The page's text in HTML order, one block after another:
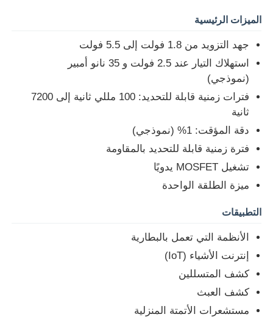
الصفحة الرئيسية
المنتجات
حولنا
جولة في المصنع
الميزات الرئيسية
جهد التزويد من 1.8 فولت إلى 5.5 فولت
استهلاك التيار عند 2.5 فولت و 35 نانو أمبير
(نموذجي)
فترات زمنية قابلة للتحديد: 100 مللي ثانية إلى 7200
ثانية
دقة المؤقت: 1% (نموذجي)
فترة زمنية قابلة للتحديد بالمقاومة
تشغيل MOSFET يدويًا
ميزة الطلقة الواحدة
التطبيقات
الأنظمة التي تعمل بالبطارية
إنترنت الأشياء (IoT)
كشف المتسللين
كشف العبث
مستشعرات الأتمتة المنزلية